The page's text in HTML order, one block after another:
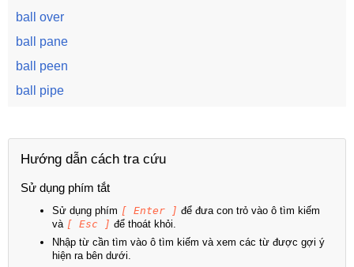
ball over
ball pane
ball peen
ball pipe
Hướng dẫn cách tra cứu
Sử dụng phím tắt
Sử dụng phím [ Enter ] để đưa con trỏ vào ô tìm kiếm
và [ Esc ] để thoát khỏi.
Nhập từ cần tìm vào ô tìm kiếm và xem các từ được gợi ý
hiện ra bên dưới.